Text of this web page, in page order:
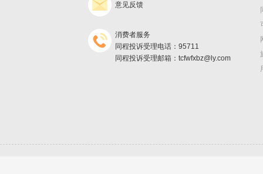
意见反馈
消费者服务
同程投诉受理电话：95711
同程投诉受理邮箱：tcfwfxbz@ly.com